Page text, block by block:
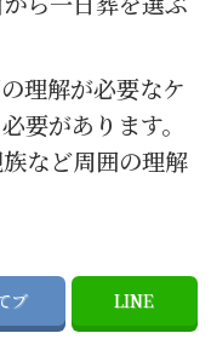
理解が必要なケ
要があります。
など周囲の理解
ブ LINE